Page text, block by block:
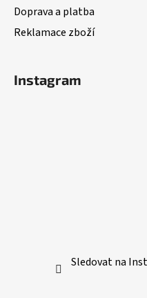
Doprava a platba
Reklamace zboží
Instagram
Sledovat na